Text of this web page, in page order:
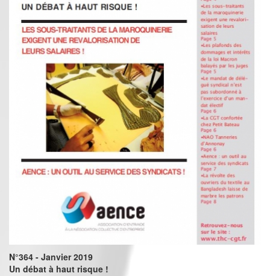
N°364 - Janvier 2019
Un débat à haut risque !